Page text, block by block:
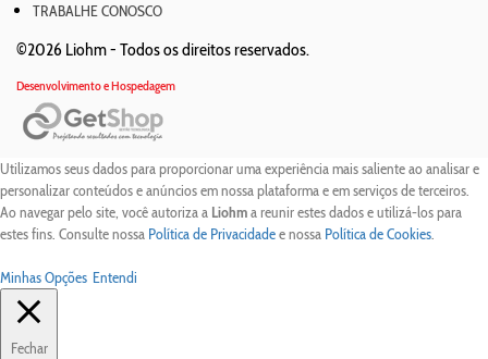
TRABALHE CONOSCO
©2026 Liohm - Todos os direitos reservados.
Desenvolvimento e Hospedagem
Utilizamos seus dados para proporcionar uma experiência mais saliente ao analisar e
personalizar conteúdos e anúncios em nossa plataforma e em serviços de terceiros.
Ao navegar pelo site, você autoriza a Liohma reunir estes dados e utilizá-los para
estes fins. Consulte nossa Política de Privacidadee nossa Política de Cookies.
Minhas Opções Entendi
Fechar